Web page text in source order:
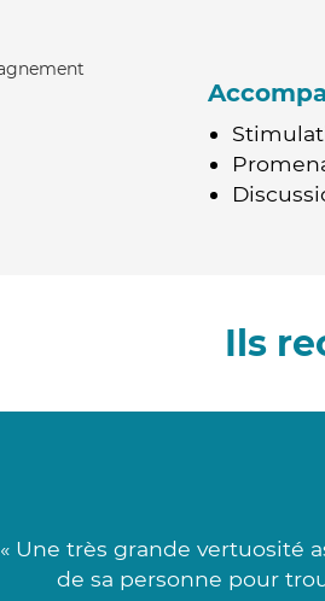
Ils
« Une très grande vertuosité
de sa personne pour